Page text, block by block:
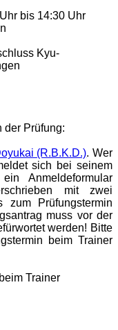
bis 14:30 Uhr
Kyu-
der Prüfung:
(R.B.K.D.). Wer
sich bei seinem
Anmeldeformular
mit zwei
zum Prüfungstermin
muss vor der
werden! Bitte
beim Trainer
Trainer